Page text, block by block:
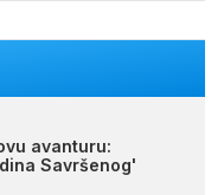
avanturu:
Savršenog'